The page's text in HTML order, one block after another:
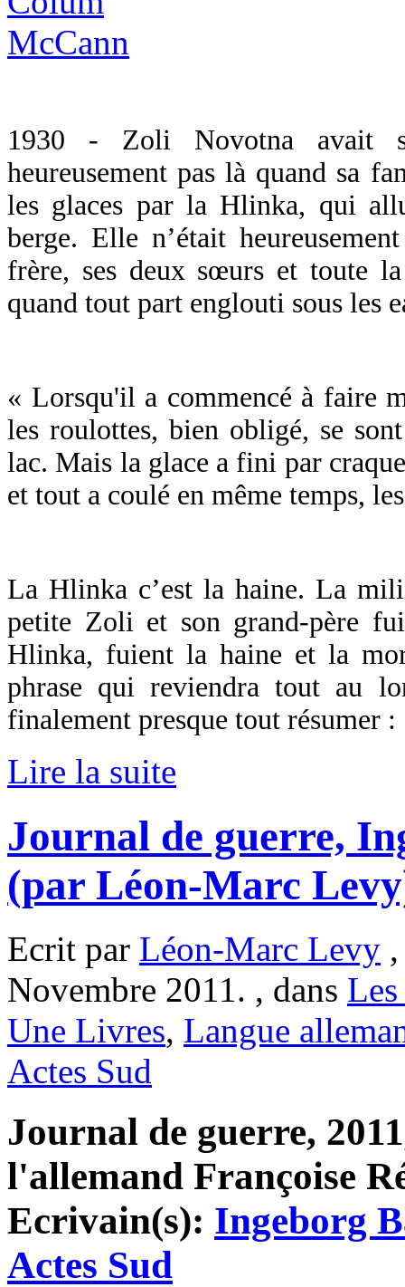
1930 - Zoli Novotna avait
heureusement pas là quand sa
les glaces par la Hlinka, qui
berge. Elle n’était
frère, ses deux sœurs et toute
quand tout part englouti sous les
« Lorsqu'il a commencé à faire
les roulottes, bien obligé, se
lac. Mais la glace a fini par
et tout a coulé en même temps,
La Hlinka c’est la haine. La
petite Zoli et son grand-père
Hlinka, fuient la haine et la
phrase qui reviendra tout au
finalement presque tout résumer :
Lire la suite
Journal de guerre,
(par Léon-Marc
Ecrit par Léon-Marc Levy
Novembre 2011. , dans
Une Livres, Langue
Actes Sud
Journal de guerre,
l'allemand Françoise
Ecrivain(s): Ingeborg
Actes Sud